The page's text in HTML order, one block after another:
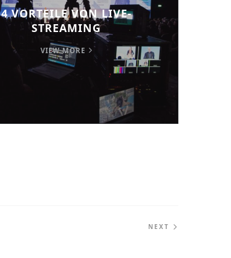
4 VORTEILE VON LIVE-
STREAMING
VIEW MORE
NEXT